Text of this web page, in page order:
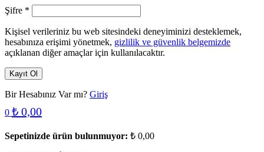
Şifre *
Kişisel verileriniz bu web sitesindeki deneyiminizi desteklemek,
hesabınıza erişimi yönetmek, gizlilik ve güvenlik belgemizde
açıklanan diğer amaçlar için kullanılacaktır.
Kayıt Ol
Bir Hesabınız Var mı? Giriş
0 ₺ 0,00
Sepetinizde ürün bulunmuyor: ₺ 0,00